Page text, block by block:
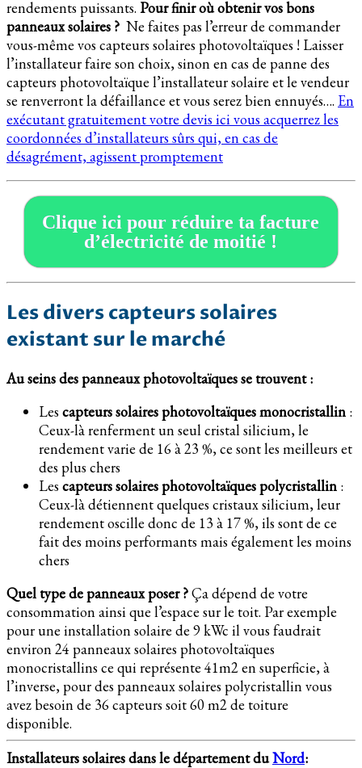
rendements puissants. Pour finir où obtenir vos bons
panneaux solaires ? Ne faites pas l’erreur de commander
vous-même vos capteurs solaires photovoltaïques ! Laisser
l’installateur faire son choix, sinon en cas de panne des
capteurs photovoltaïque l’installateur solaire et le vendeur
se renverront la défaillance et vous serez bien ennuyés…. En
exécutant gratuitement votre devis ici vous acquerrez les
coordonnées d’installateurs sûrs qui, en cas de
désagrément, agissent promptement
Clique ici pour réduire ta facture
d’électricité de moitié !
Les divers capteurs solaires
existant sur le marché
Au seins des panneaux photovoltaïques se trouvent :
Les capteurs solaires photovoltaïques monocristallin :
Ceux-là renferment un seul cristal silicium, le
rendement varie de 16 à 23 %, ce sont les meilleurs et
des plus chers
Les capteurs solaires photovoltaïques polycristallin :
Ceux-là détiennent quelques cristaux silicium, leur
rendement oscille donc de 13 à 17 %, ils sont de ce
fait des moins performants mais également les moins
chers
Quel type de panneaux poser ?Ça dépend de votre
consommation ainsi que l’espace sur le toit. Par exemple
pour une installation solaire de 9 kWc il vous faudrait
environ 24 panneaux solaires photovoltaïques
monocristallins ce qui représente 41m2 en superficie, à
l’inverse, pour des panneaux solaires polycristallin vous
avez besoin de 36 capteurs soit 60 m2 de toiture
disponible.
Installateurs solaires dans le département duNord: